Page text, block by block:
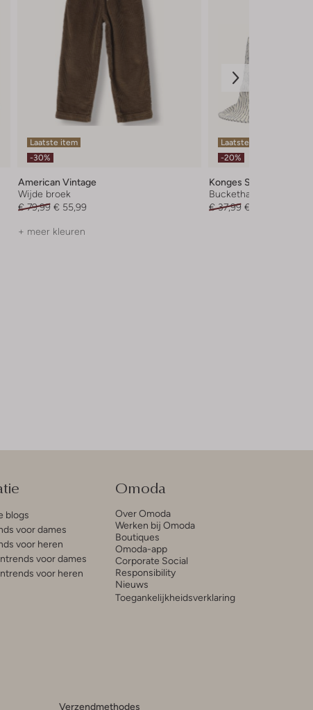
Laatste item
-30%
American Vintage
Wijde broek
€ 79,99 € 55,99
+ meer kleuren
Laatste items
-20%
Konges Slojd
Buckethat
€ 37,99 € 29,99
blogs
voor dames
voor heren
voor dames
voor heren
Omoda
Over Omoda
Werken bij Omoda
Boutiques
Omoda-app
Corporate Social
Responsibility
Nieuws
Toegankelijkheidsverklaring
Verzendmethodes